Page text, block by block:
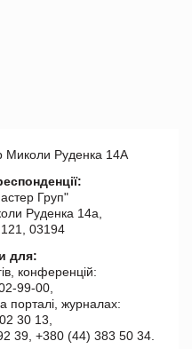
Миколи Руденка 14А
Груп"
Руденка 14а,
03194
для:
конференцій:
99-00,
порталі, журналах:
30 13,
39, +380 (44) 383 50 34.